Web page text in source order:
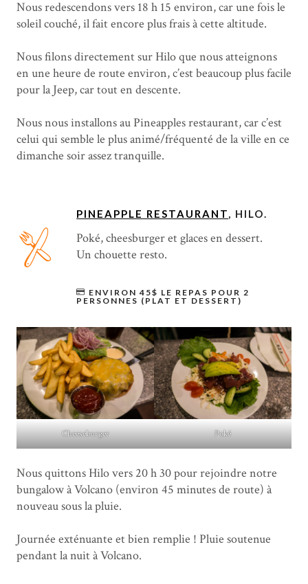
Nous redescendons vers 18 h 15 environ, car une fois le
soleil couché, il fait encore plus frais à cette altitude.
Nous filons directement sur Hilo que nous atteignons
en une heure de route environ, c’est beaucoup plus facile
pour la Jeep, car tout en descente.
Nous nous installons au Pineapples restaurant, car c’est
celui qui semble le plus animé/fréquenté de la ville en ce
dimanche soir assez tranquille.
PINEAPPLE RESTAURANT, HILO.
Poké, cheesburger et glaces en dessert.
Un chouette resto.
ENVIRON 45$ LE REPAS POUR 2
PERSONNES (PLAT ET DESSERT)
Cheeseburger Poké
Nous quittons Hilo vers 20 h 30 pour rejoindre notre
bungalow à Volcano (environ 45 minutes de route) à
nouveau sous la pluie.
Journée exténuante et bien remplie ! Pluie soutenue
pendant la nuit à Volcano.